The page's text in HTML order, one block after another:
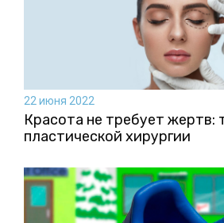
22 июня 2022
Красота не требует жертв:
пластической хирургии